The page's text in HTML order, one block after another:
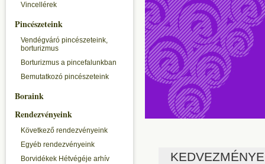
Vincellérek
Pincészeteink
Vendégváró pincészeteink,
borturizmus
Borturizmus a pincefalunkban
Bemutatkozó pincészeteink
Boraink
Rendezvényeink
Következő rendezvényeink
Egyéb rendezvényeink
Borvidékek Hétvégéje arhív